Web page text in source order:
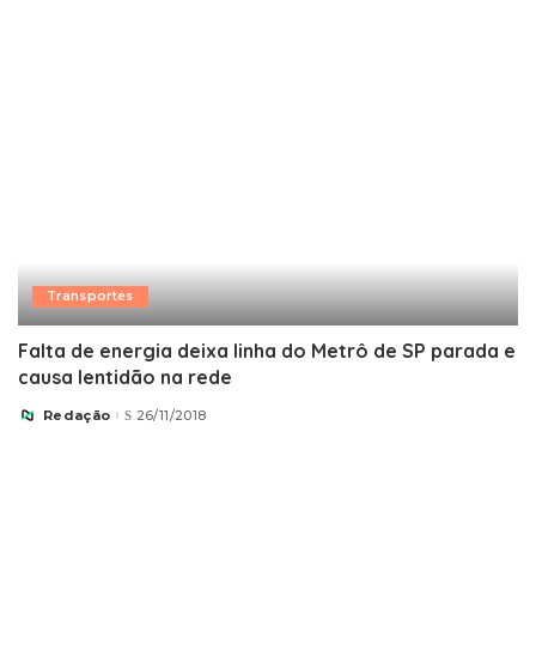
Transportes
Falta de energia deixa linha do Metrô de SP parada e
causa lentidão na rede
Posted
Redação 26/11/2018